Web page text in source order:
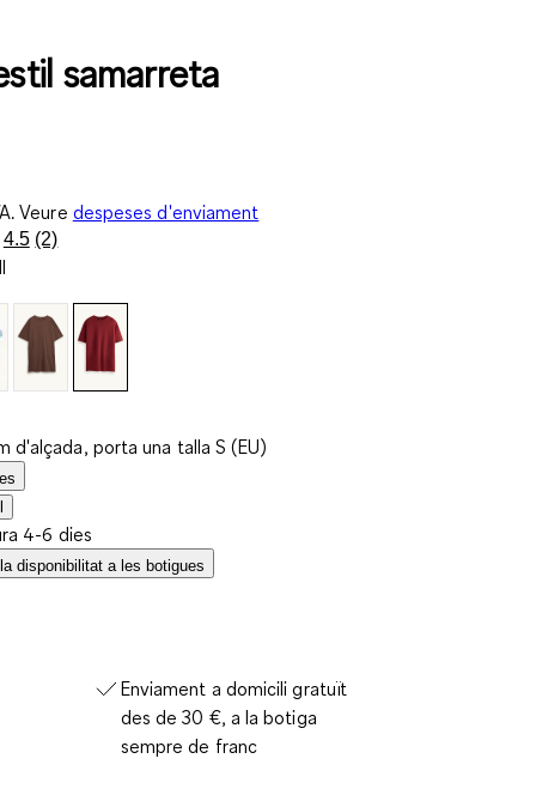
samarreta
Veure despeses d'enviament
4.5 Llegeix
Enllaç
a
mateixa
(2)
d'alçada, porta una talla S (EU)
4-6 dies
disponibilitat a les botigues
Enviament a domicili gratuït
des de 30 €, a la botiga
sempre de franc